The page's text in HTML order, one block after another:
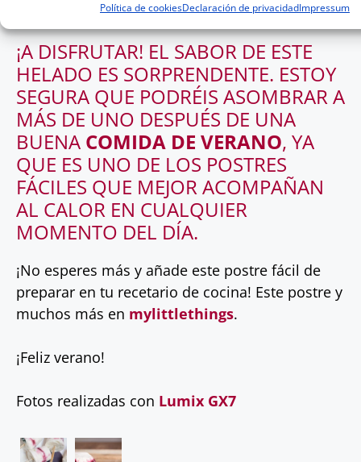
Política de cookiesDeclaración de privacidadImpressum
¡A DISFRUTAR! EL SABOR DE ESTE
HELADO ES SORPRENDENTE. ESTOY
SEGURA QUE PODRÉIS ASOMBRAR A
MÁS DE UNO DESPUÉS DE UNA
BUENA COMIDA DE VERANO, YA
QUE ES UNO DE LOS POSTRES
FÁCILES QUE MEJOR ACOMPAÑAN
AL CALOR EN CUALQUIER
MOMENTO DEL DÍA.
¡No esperes más y añade este postre fácil de
preparar en tu recetario de cocina! Este postre y
muchos más en mylittlethings.
¡Feliz verano!
Fotos realizadas con Lumix GX7